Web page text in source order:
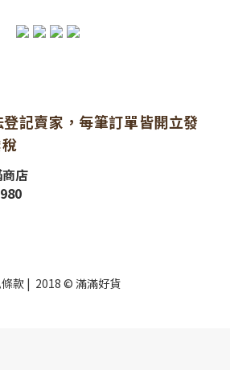
記賣家，每筆訂單皆開立發
店
款 | 2018 © 滿滿好貨